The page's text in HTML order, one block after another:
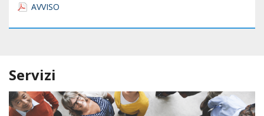
AVVISO
Servizi